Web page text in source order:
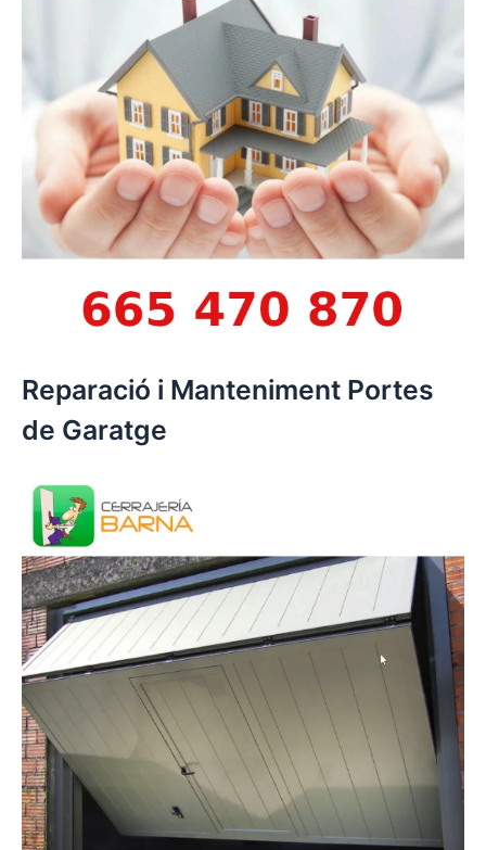
Reparació i Manteniment Portes
de Garatge